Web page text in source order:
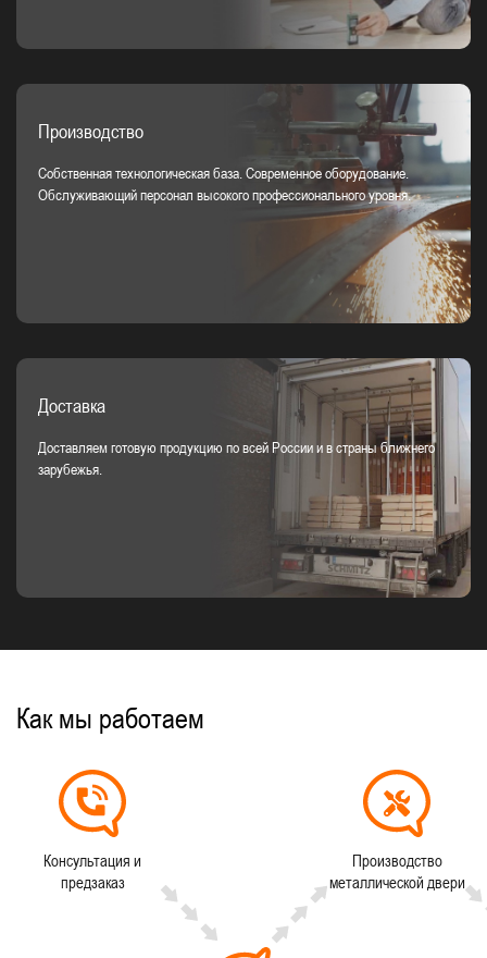
Производство
Собственная технологическая база. Современное оборудование.
Обслуживающий персонал высокого профессионального уровня.
Доставка
Доставляем готовую продукцию по всей России и в страны ближнего
зарубежья.
Как мы работаем
Консультация и
предзаказ
Производство
металлической двери